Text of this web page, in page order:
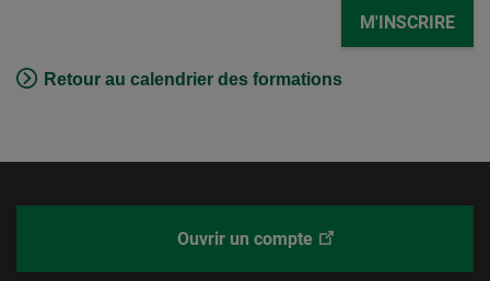
M'INSCRIRE
Retour au calendrier des formations
Ce
Ouvrir un compteDesjardins